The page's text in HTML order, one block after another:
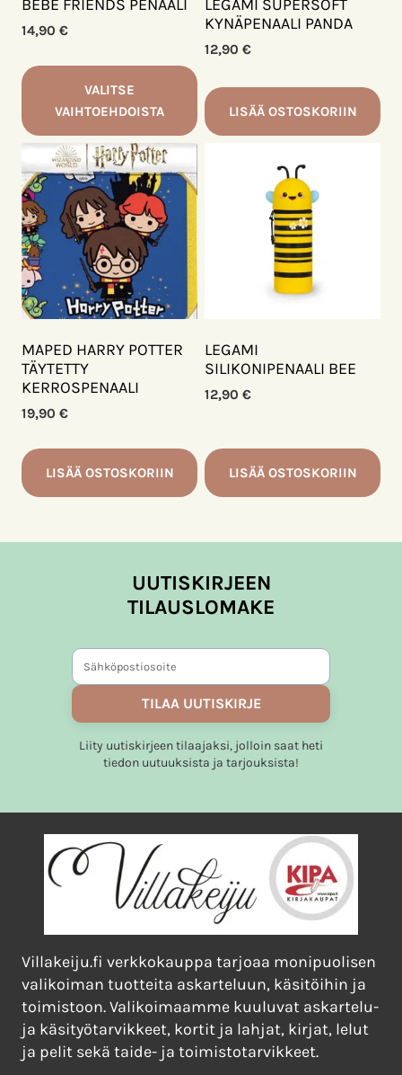
BEBE FRIENDS PENAALI
14,90 €
VALITSE
VAIHTOEHDOISTA
Tällä
tuotteella
on
useampi
muunnelma.
Voit
tehdä
valinnat
tuotteen
sivulla.
LEGAMI SUPERSOFT
KYNÄPENAALI PANDA
12,90 €
LISÄÄ OSTOSKORIIN
MAPED HARRY POTTER
TÄYTETTY
KERROSPENAALI
19,90 €
LISÄÄ OSTOSKORIIN
LEGAMI
SILIKONIPENAALI BEE
12,90 €
LISÄÄ OSTOSKORIIN
UUTISKIRJEEN
TILAUSLOMAKE
TILAA UUTISKIRJE
Liity uutiskirjeen tilaajaksi, jolloin saat heti
tiedon uutuuksista ja tarjouksista!
Villakeiju.fi verkkokauppa tarjoaa monipuolisen
valikoiman tuotteita askarteluun, käsitöihin ja
toimistoon. Valikoimaamme kuuluvat askartelu-
ja käsityötarvikkeet, kortit ja lahjat, kirjat, lelut
ja pelit sekä taide- ja toimistotarvikkeet.